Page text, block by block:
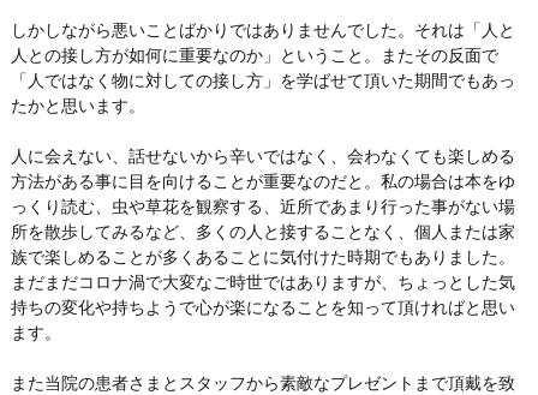
しかしながら悪いことばかりではありませんでした。それは「人と
人との接し方が如何に重要なのか」ということ。またその反面で
「人ではなく物に対しての接し方」を学ばせて頂いた期間でもあっ
たかと思います。
人に会えない、話せないから辛いではなく、会わなくても楽しめる
方法がある事に目を向けることが重要なのだと。私の場合は本をゆ
っくり読む、虫や草花を観察する、近所であまり行った事がない場
所を散歩してみるなど、多くの人と接することなく、個人または家
族で楽しめることが多くあることに気付けた時期でもありました。
まだまだコロナ渦で大変なご時世ではありますが、ちょっとした気
持ちの変化や持ちようで心が楽になることを知って頂ければと思い
ます。
また当院の患者さまとスタッフから素敵なプレゼントまで頂戴を致